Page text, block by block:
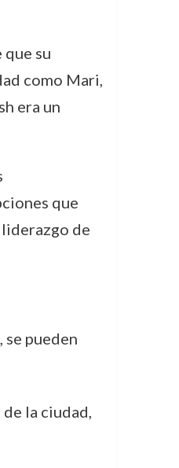
su
como Mari,
era un
que
de
pueden
la ciudad,